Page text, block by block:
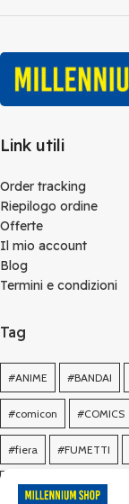
Link utili
Order tracking
Riepilogo ordine
Offerte
Il mio account
Blog
Termini e condizioni
Tag
#ANIME #BANDAI
#comicon #COMICS
#fiera #FUMETTI
#lucca #MANGA